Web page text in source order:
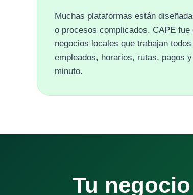
Muchas plataformas están
o procesos complicados. CAPE fue
negocios locales que trabajan
empleados, horarios, rutas, pagos
minuto.
Tu